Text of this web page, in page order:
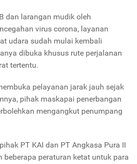
dan larangan mudik oleh
virus corona, layanan
udara sudah mulai kembali
dibuka khusus rute perjalanan
tertentu.
pelayanan jarak jauh sejak
pihak maskapai penerbangan
mengangkut penumpang
PT KAI dan PT Angkasa Pura II
beberapa peraturan ketat untuk para